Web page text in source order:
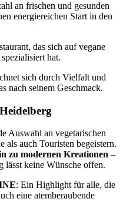
an frischen und gesunden
energiereichen Start in den
das sich auf vegane
hat.
sich durch Vielfalt und
nach seinem Geschmack.
Auswahl an vegetarischen
als auch Touristen begeistern.
zu modernen Kreationen –
lässt keine Wünsche offen.
: Ein Highlight für alle, die
eine atemberaubende